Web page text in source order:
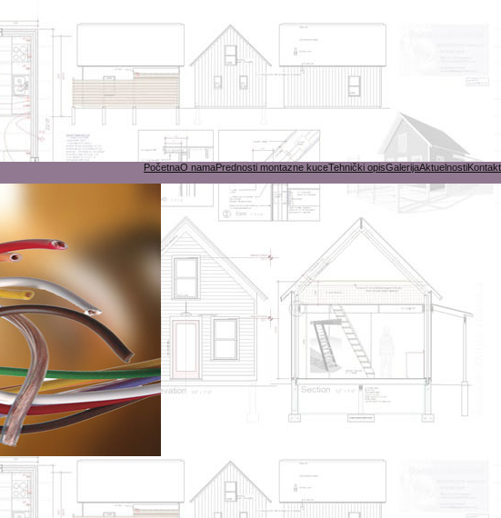
PočetnaO namaPrednosti montazne kuceTehnički opisGalerijaAktuelnostiKontakt